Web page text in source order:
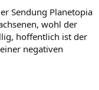
Sendung Planetopia
wohl der
hoffentlich ist der
negativen